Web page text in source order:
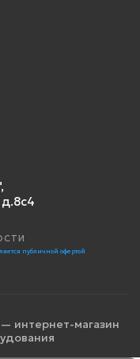
публичной офертой
интернет-магазин